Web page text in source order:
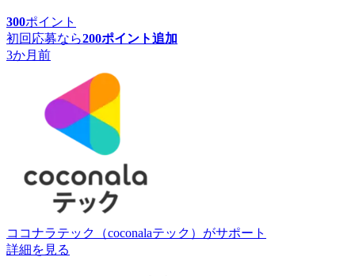
300ポイント
初回応募なら200ポイント追加
3か月前
ココナラテック（coconalaテック） がサポート
詳細を見る